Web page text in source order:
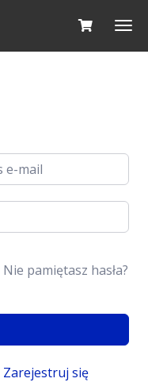
Nie pamiętasz hasła?
Zarejestruj się